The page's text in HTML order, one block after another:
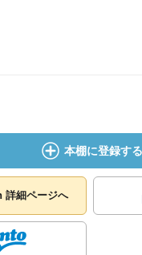
本棚に登録する
詳細ページへ